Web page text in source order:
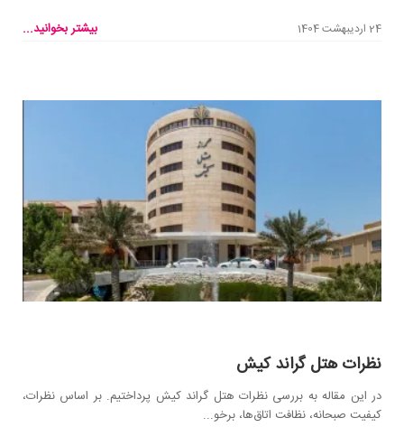
24 اردیبهشت 1404 بیشتر بخوانید...
نظرات هتل گراند کیش
در این مقاله به بررسی نظرات هتل گراند کیش پرداختیم. بر اساس نظرات،
کیفیت صبحانه، نظافت اتاق‌ها، برخو...